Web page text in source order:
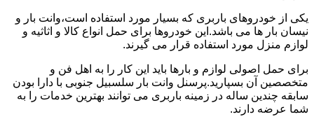
یکی از خودروهای باربری که بسیار مورد استفاده است،وانت بار و
نیسان بار ها می باشد.این خودروها برای حمل انواع کالا و اثاثیه و
لوازم منزل مورد استفاده قرار می گیرند.
برای حمل اصولی لوازم و بارها باید این کار را به اهل فن و
متخصصین آن بسپارید.پرسنل وانت بار سلسبیل جنوبی با دارا بودن
سابقه چندین ساله در زمینه باربری می توانند بهترین خدمات را به
شما عرضه دارند.